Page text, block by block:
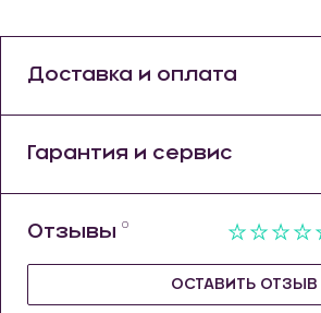
Доставка и оплата
Гарантия и сервис
Отзывы 0
ОСТАВИТЬ ОТЗЫВ